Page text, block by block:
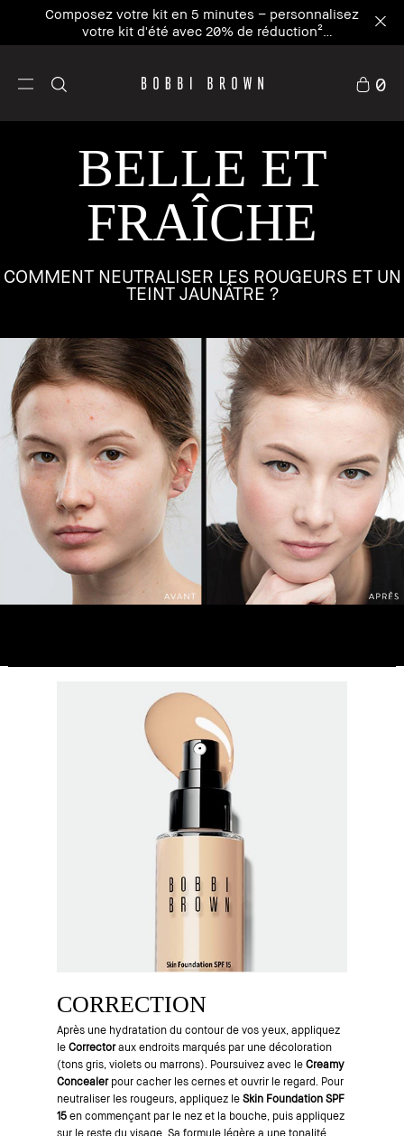
Composez votre kit en 5 minutes – personnalisez
votre kit d'été avec 20% de réduction²
Personnaliser maintenant
0
BELLE ET
FRAÎCHE
COMMENT NEUTRALISER LES ROUGEURS ET UN
TEINT JAUNÂTRE ?
CORRECTION
Après une hydratation du contour de vos yeux, appliquez
le Correctoraux endroits marqués par une décoloration
(tons gris, violets ou marrons). Poursuivez avec le Creamy
Concealerpour cacher les cernes et ouvrir le regard. Pour
neutraliser les rougeurs, appliquez le Skin Foundation SPF
15en commençant par le nez et la bouche, puis appliquez
sur le reste du visage. Sa formule légère a une tonalité